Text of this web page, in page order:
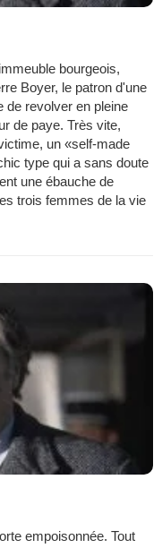
bourgeois,
Boyer, le patron d'une
de revolver en pleine
de paye. Très vite,
un «self-made
type qui a sans doute
une ébauche de
trois femmes de la vie
empoisonnée. Tout